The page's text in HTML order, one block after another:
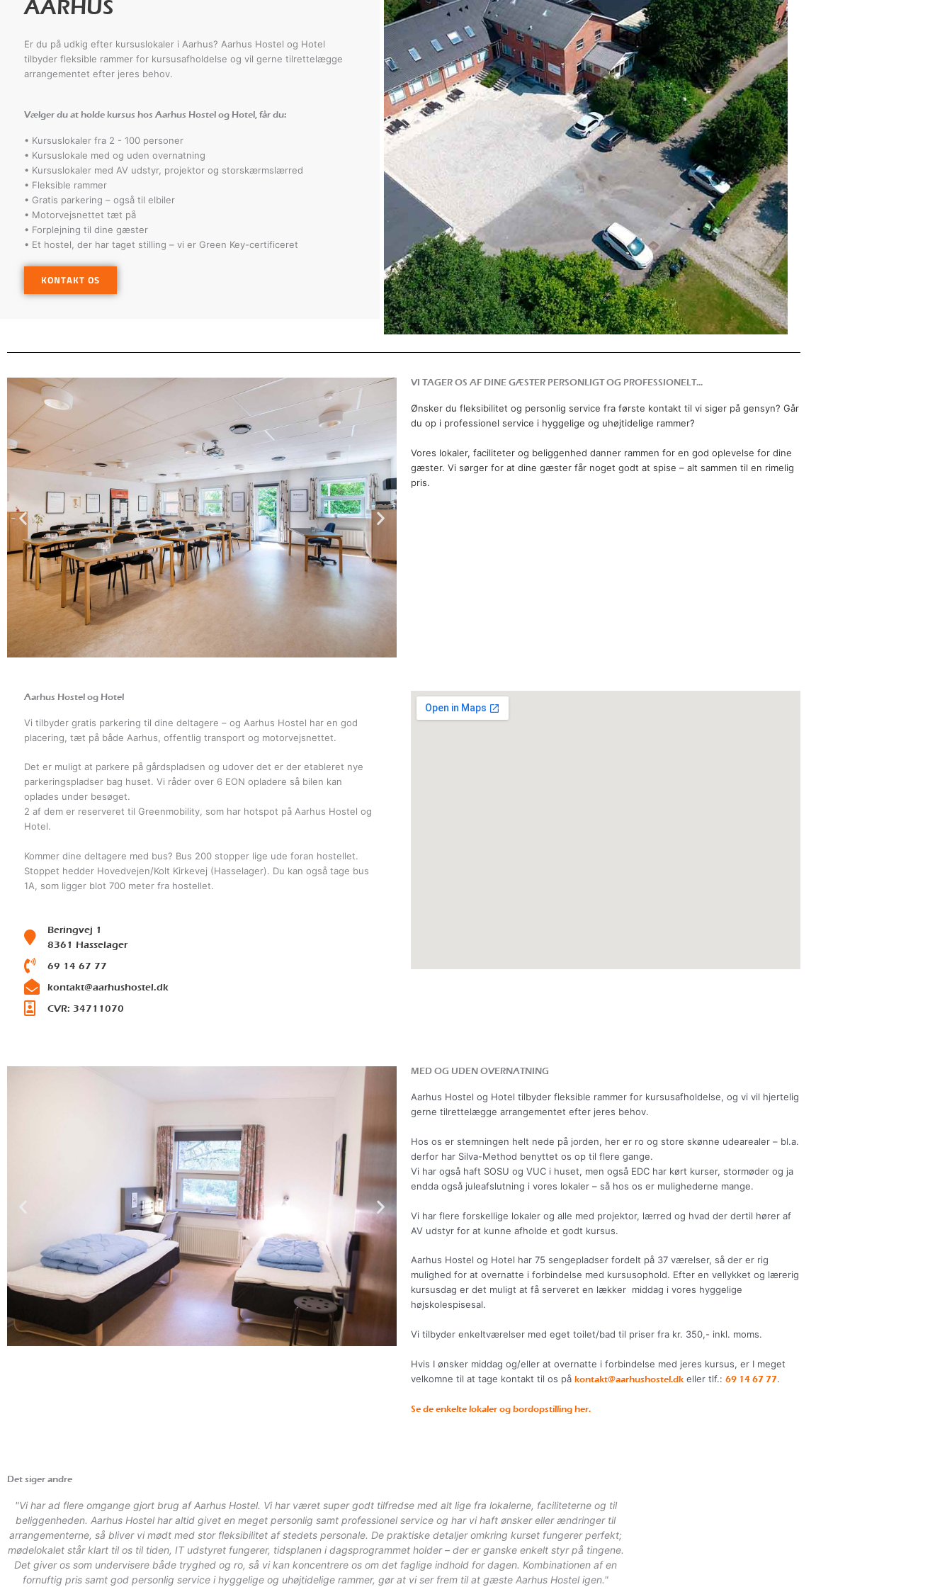
AARHUS
Er du på udkig efter kursuslokaler i Aarhus? Aarhus Hostel og Hotel
tilbyder fleksible rammer for kursusafholdelse og vil gerne tilrettelægge
arrangementet efter jeres behov.
Vælger du at holde kursus hos Aarhus Hostel og Hotel, får du:
• Kursuslokaler fra 2 - 100 personer
• Kursuslokale med og uden overnatning
• Kursuslokaler med AV udstyr, projektor og storskærmslærred
• Fleksible rammer
• Gratis parkering – også til elbiler
• Motorvejsnettet tæt på
• Forplejning til dine gæster
• Et hostel, der har taget stilling – vi er Green Key-certificeret
KONTAKT OS
VI TAGER OS AF DINE GÆSTER PERSONLIGT OG PROFESSIONELT...
Ønsker du fleksibilitet og personlig service fra første kontakt til vi siger på gensyn? Går
du op i professionel service i hyggelige og uhøjtidelige rammer?
Vores lokaler, faciliteter og beliggenhed danner rammen for en god oplevelse for dine
gæster. Vi sørger for at dine gæster får noget godt at spise – alt sammen til en rimelig
pris.
Aarhus Hostel og Hotel
Vi tilbyder gratis parkering til dine deltagere – og Aarhus Hostel har en god
placering, tæt på både Aarhus, offentlig transport og motorvejsnettet.
Det er muligt at parkere på gårdspladsen og udover det er der etableret nye
parkeringspladser bag huset. Vi råder over 6 EON opladere så bilen kan
oplades under besøget.
2 af dem er reserveret til Greenmobility, som har hotspot på Aarhus Hostel og
Hotel.
Kommer dine deltagere med bus? Bus 200 stopper lige ude foran hostellet.
Stoppet hedder Hovedvejen/Kolt Kirkevej (Hasselager). Du kan også tage bus
1A, som ligger blot 700 meter fra hostellet.
Beringvej 1
8361 Hasselager
69 14 67 77
kontakt@aarhushostel.dk
CVR: 34711070
MED OG UDEN OVERNATNING
Aarhus Hostel og Hotel tilbyder fleksible rammer for kursusafholdelse, og vi vil hjertelig
gerne tilrettelægge arrangementet efter jeres behov.
Hos os er stemningen helt nede på jorden, her er ro og store skønne udearealer – bl.a.
derfor har Silva-Method benyttet os op til flere gange.
Vi har også haft SOSU og VUC i huset, men også EDC har kørt kurser, stormøder og ja
endda også juleafslutning i vores lokaler – så hos os er mulighederne mange.
Vi har flere forskellige lokaler og alle med projektor, lærred og hvad der dertil hører af
AV udstyr for at kunne afholde et godt kursus.
Aarhus Hostel og Hotel har 75 sengepladser fordelt på 37 værelser, så der er rig
mulighed for at overnatte i forbindelse med kursusophold. Efter en vellykket og lærerig
kursusdag er det muligt at få serveret en lækker middag i vores hyggelige
højskolespisesal.
Vi tilbyder enkeltværelser med eget toilet/bad til priser fra kr. 350,- inkl. moms.
Hvis I ønsker middag og/eller at overnatte i forbindelse med jeres kursus, er I meget
velkomne til at tage kontakt til os på kontakt@aarhushostel.dk eller tlf.: 69 14 67 77.
Se de enkelte lokaler og bordopstilling her.
Det siger andre
"Vi har ad flere omgange gjort brug af Aarhus Hostel. Vi har været super godt tilfredse med alt lige fra lokalerne, faciliteterne og til
beliggenheden. Aarhus Hostel har altid givet en meget personlig samt professionel service og har vi haft ønsker eller ændringer til
arrangementerne, så bliver vi mødt med stor fleksibilitet af stedets personale. De praktiske detaljer omkring kurset fungerer perfekt;
mødelokalet står klart til os til tiden, IT udstyret fungerer, tidsplanen i dagsprogrammet holder – der er ganske enkelt styr på tingene.
Det giver os som undervisere både tryghed og ro, så vi kan koncentrere os om det faglige indhold for dagen. Kombinationen af en
fornuftig pris samt god personlig service i hyggelige og uhøjtidelige rammer, gør at vi ser frem til at gæste Aarhus Hostel igen."